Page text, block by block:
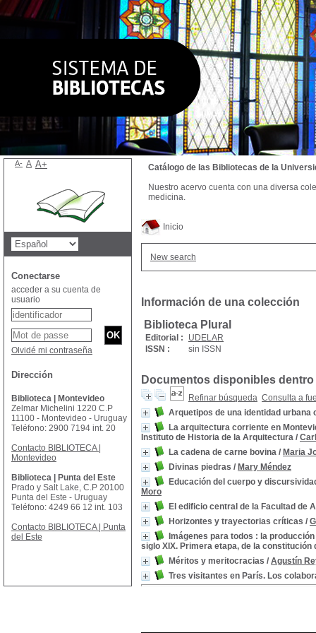
Inicio
New search
Información de una colección
Biblioteca Plural
Editorial :
UDELAR
ISSN :
sin ISSN
Documentos disponibles
Refinar búsqueda Consulta a
Arquetipos de una identidad
La arquitectura corriente en
Instituto de Historia de la Arquitectura /
La cadena de carne bovina / Maria
Divinas piedras / Mary Méndez
Educación del cuerpo y
Moro
El edificio central de la Facultad de
Horizontes y trayectorias críticas /
Imágenes para todos : la
siglo XIX. Primera etapa, de la constitución
Méritos y meritocracias / Agustín
Tres visitantes en París. Los
Catálogo de las Bibliotecas de la
Nuestro acervo cuenta con una diversa
medicina.
A- A A+
Conectarse
acceder a su cuenta de
usuario
Olvidé mi contraseña
Dirección
Biblioteca | Montevideo
Zelmar Michelini 1220 C.P
11100 - Montevideo - Uruguay
Teléfono: 2900 7194 int. 20
Contacto BIBLIOTECA |
Montevideo
Biblioteca | Punta del Este
Prado y Salt Lake, C.P 20100
Punta del Este - Uruguay
Teléfono: 4249 66 12 int. 103
Contacto BIBLIOTECA | Punta
del Este